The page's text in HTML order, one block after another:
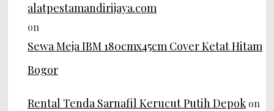
alatpestamandirijaya.com
on
Sewa Meja IBM 180cmx45cm Cover Ketat Hitam
Bogor
Rental Tenda Sarnafil Kerucut Putih Depok on